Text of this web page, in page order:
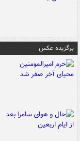
برگزیده عکس